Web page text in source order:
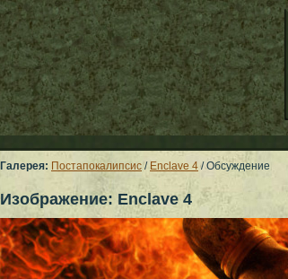
Галерея: Постапокалипсис / Enclave 4/ Обсуждение
Изображение: Enclave 4